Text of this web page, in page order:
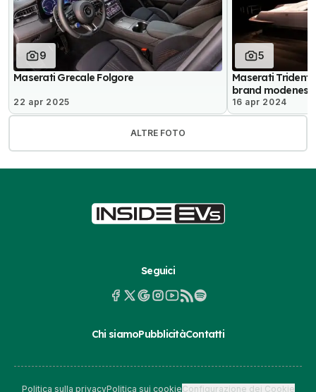
9
Maserati Grecale Folgore
22 apr 2025
5
Maserati
brand modenese
16 apr 2024
ALTRE FOTO
Seguici
Chi siamoPubblicitàContatti
Politica sulla privacyPolitica sui cookieConfigurazione dei Cookie